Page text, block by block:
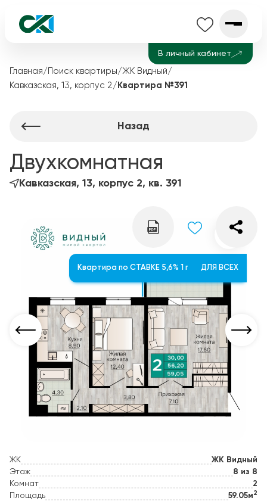
В личный кабинет
Главная/ Поиск квартиры/ЖК Видный/
Кавказская, 13, корпус 2/ Квартира №391
Назад
Двухкомнатная
Кавказская, 13, корпус 2, кв. 391
Квартира по СТАВКЕ 5,6% 1 год ДЛЯ ВСЕХ
ЖК
ЖК Видный
Этаж
8 из 8
Комнат
2
Площадь
59.05м 2